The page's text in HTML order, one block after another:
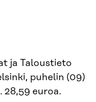
ja Taloustieto
puhelin (09)
28,59 euroa.